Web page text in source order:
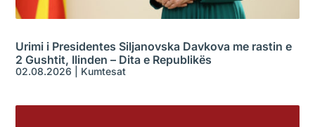
Urimi i Presidentes Siljanovska Davkova me rastin e
2 Gushtit, Ilinden – Dita e Republikës
02.08.2026 Kumtesat